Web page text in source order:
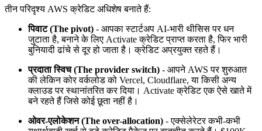
तीन परिदृश्य AWS क्रेडिट अधिशेष बनाते हैं:
पिवाट (The pivot) - आपका स्टार्टअप AI-भारी थीसिस पर धन
जुटाता है, बनाने के लिए Activate क्रेडिट प्राप्त करता है, फिर भारी
बुनियादी ढांचे से दूर हो जाता है। क्रेडिट अप्रयुक्त रहते हैं।
प्रदाता स्विच (The provider switch) - आपने AWS पर शुरुआत
की लेकिन कोर वर्कलोड को Vercel, Cloudflare, या किसी अन्य
क्लाउड पर स्थानांतरित कर दिया। Activate क्रेडिट एक ऐसे खाते में
बने रहते हैं जिसे कोई छूता नहीं है।
ओवर-एलोकेशन (The over-allocation) - एक्सेलेरेटर कभी-कभी